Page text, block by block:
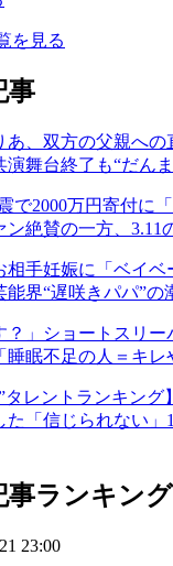
を見る
事
あ、双方の父親へ
舞台終了も“だんま
で2000万円寄付に
ン絶賛の一方、3.11
相手妊娠に「ベイ
界“遅咲きパパ”の
？」ショートスリ
眠不足の人＝キレ
タレントランキン
た「信じられない」
事ランキング
23:00